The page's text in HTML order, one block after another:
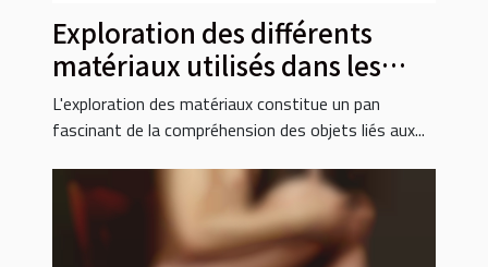
Exploration des différents
matériaux utilisés dans les
cages de chasteté
L'exploration des matériaux constitue un pan
fascinant de la compréhension des objets liés aux...